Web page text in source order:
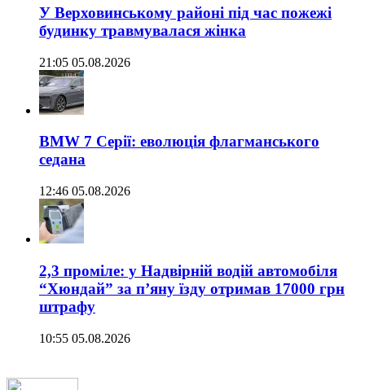
У Верховинському районі під час пожежі
будинку травмувалася жінка
21:05 05.08.2026
BMW 7 Серії: еволюція флагманського
седана
12:46 05.08.2026
2,3 проміле: у Надвірній водій автомобіля
“Хюндай” за п’яну їзду отримав 17000 грн
штрафу
10:55 05.08.2026